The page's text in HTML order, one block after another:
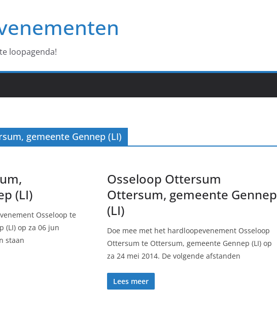
loopagenda!
gemeente Gennep (LI)
(LI)
Osseloop te
(LI) op za 06 jun
staan
Osseloop Ottersum
Ottersum, gemeente Gennep
(LI)
Doe mee met het hardloopevenement Osseloop
Ottersum te Ottersum, gemeente Gennep (LI) op
za 24 mei 2014. De volgende afstanden
Lees meer